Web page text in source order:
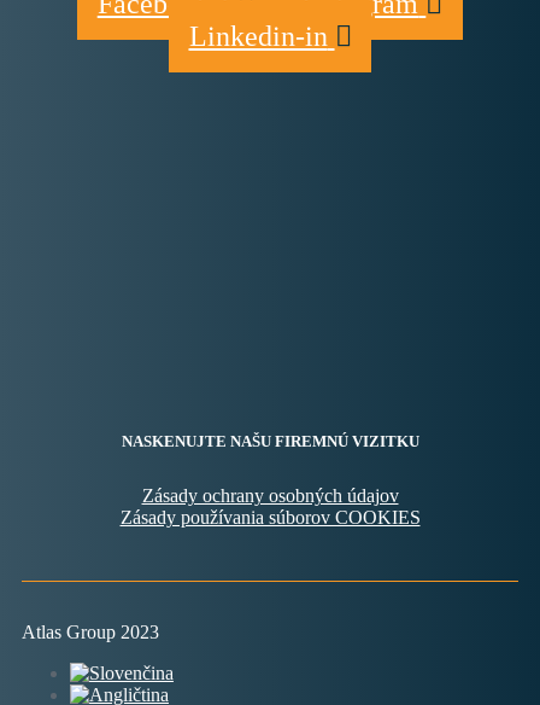
Linkedin-in
NASKENUJTE NAŠU FIREMNÚ VIZITKU
Zásady ochrany osobných údajov
Zásady používania súborov COOKIES
Atlas Group 2023